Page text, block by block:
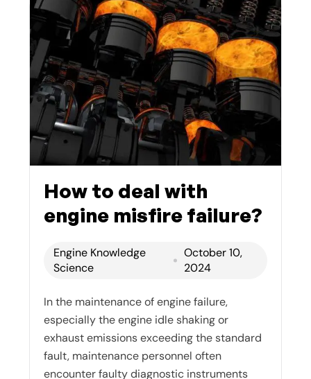
How to deal with
engine misfire failure?
Engine Knowledge
Science
October 10,
2024
In the maintenance of engine failure,
especially the engine idle shaking or
exhaust emissions exceeding the standard
fault, maintenance personnel often
encounter faulty diagnostic instruments